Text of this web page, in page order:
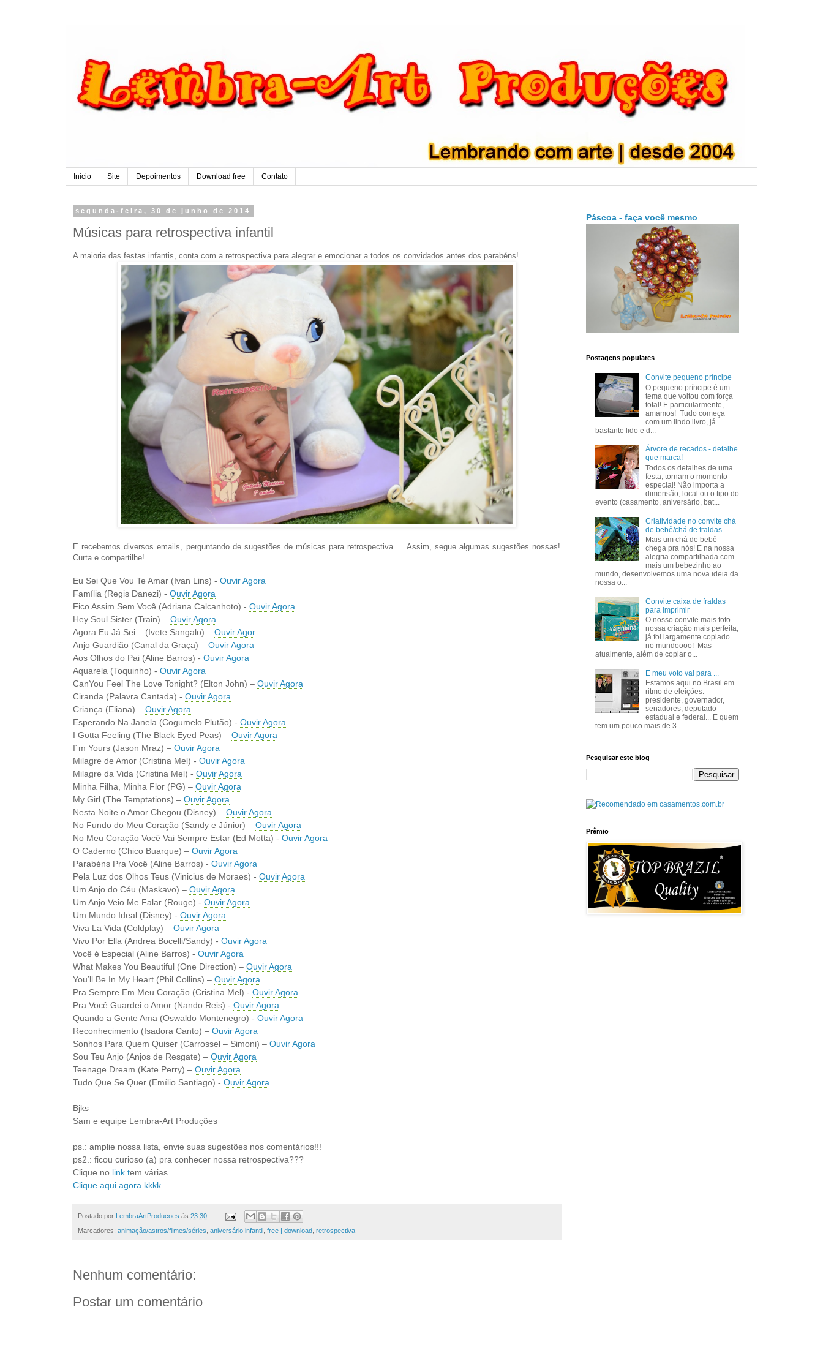
Início Site Depoimentos Download free Contato
segunda-feira, 30 de junho de 2014
Músicas para retrospectiva infantil
A maioria das festas infantis, conta com a retrospectiva para alegrar e emocionar a todos os convidados antes dos parabéns!
E recebemos diversos emails, perguntando de sugestões de músicas para retrospectiva ... Assim, segue algumas sugestões nossas!
Curta e compartilhe!
Eu Sei Que Vou Te Amar (Ivan Lins) - Ouvir Agora
Família (Regis Danezi) - Ouvir Agora
Fico Assim Sem Você (Adriana Calcanhoto) - Ouvir Agora
Hey Soul Sister (Train) – Ouvir Agora
Agora Eu Já Sei – (Ivete Sangalo) – Ouvir Agor
Anjo Guardião (Canal da Graça) – Ouvir Agora
Aos Olhos do Pai (Aline Barros) - Ouvir Agora
Aquarela (Toquinho) - Ouvir Agora
CanYou Feel The Love Tonight? (Elton John) – Ouvir Agora
Ciranda (Palavra Cantada) - Ouvir Agora
Criança (Eliana) – Ouvir Agora
Esperando Na Janela (Cogumelo Plutão) - Ouvir Agora
I Gotta Feeling (The Black Eyed Peas) – Ouvir Agora
I´m Yours (Jason Mraz) – Ouvir Agora
Milagre de Amor (Cristina Mel) - Ouvir Agora
Milagre da Vida (Cristina Mel) - Ouvir Agora
Minha Filha, Minha Flor (PG) – Ouvir Agora
My Girl (The Temptations) – Ouvir Agora
Nesta Noite o Amor Chegou (Disney) – Ouvir Agora
No Fundo do Meu Coração (Sandy e Júnior) – Ouvir Agora
No Meu Coração Você Vai Sempre Estar (Ed Motta) - Ouvir Agora
O Caderno (Chico Buarque) – Ouvir Agora
Parabéns Pra Você (Aline Barros) - Ouvir Agora
Pela Luz dos Olhos Teus (Vinicius de Moraes) - Ouvir Agora
Um Anjo do Céu (Maskavo) – Ouvir Agora
Um Anjo Veio Me Falar (Rouge) - Ouvir Agora
Um Mundo Ideal (Disney) - Ouvir Agora
Viva La Vida (Coldplay) – Ouvir Agora
Vivo Por Ella (Andrea Bocelli/Sandy) - Ouvir Agora
Você é Especial (Aline Barros) - Ouvir Agora
What Makes You Beautiful (One Direction) – Ouvir Agora
You’ll Be In My Heart (Phil Collins) – Ouvir Agora
Pra Sempre Em Meu Coração (Cristina Mel) - Ouvir Agora
Pra Você Guardei o Amor (Nando Reis) - Ouvir Agora
Quando a Gente Ama (Oswaldo Montenegro) - Ouvir Agora
Reconhecimento (Isadora Canto) – Ouvir Agora
Sonhos Para Quem Quiser (Carrossel – Simoni) – Ouvir Agora
Sou Teu Anjo (Anjos de Resgate) – Ouvir Agora
Teenage Dream (Kate Perry) – Ouvir Agora
Tudo Que Se Quer (Emílio Santiago) - Ouvir Agora
Bjks
Sam e equipe Lembra-Art Produções
ps.: amplie nossa lista, envie suas sugestões nos comentários!!!
ps2.: ficou curioso (a) pra conhecer nossa retrospectiva???
Clique no link tem várias
Clique aqui agora kkkk
Postado por LembraArtProducoes às 23:30
Marcadores: animação/astros/filmes/séries, aniversário infantil , free | download, retrospectiva
Nenhum comentário:
Postar um comentário
Páscoa - faça você mesmo
Postagens populares
Convite pequeno príncipe
O pequeno príncipe é um
tema que voltou com força
total! E particularmente,
amamos! Tudo começa
com um lindo livro, já
bastante lido e d...
Árvore de recados - detalhe
que marca!
Todos os detalhes de uma
festa, tornam o momento
especial! Não importa a
dimensão, local ou o tipo do
evento (casamento, aniversário, bat...
Criatividade no convite chá
de bebê/chá de fraldas
Mais um chá de bebê
chega pra nós! E na nossa
alegria compartilhada com
mais um bebezinho ao
mundo, desenvolvemos uma nova ideia da
nossa o...
Convite caixa de fraldas
para imprimir
O nosso convite mais fofo ...
nossa criação mais perfeita,
já foi largamente copiado
no mundoooo! Mas
atualmente, além de copiar o...
E meu voto vai para ...
Estamos aqui no Brasil em
ritmo de eleições:
presidente, governador,
senadores, deputado
estadual e federal... E quem
tem um pouco mais de 3...
Pesquisar este blog
Prêmio